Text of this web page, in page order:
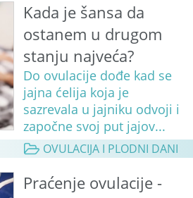
Kada je šansa da
ostanem u drugom
stanju najveća?
Do ovulacije dođe kad se
jajna ćelija koja je
sazrevala u jajniku odvoji i
započne svoj put jajov...
OVULACIJA I PLODNI DANI
Praćenje ovulacije -